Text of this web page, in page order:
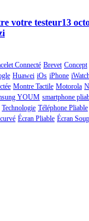
votre testeur13
Connecté Brevet Concept
Huawei iOs iPhone
Montre Tactile Motorola
YOUM smartphone
Technologie Téléphone Pliable
Écran Pliable Écran